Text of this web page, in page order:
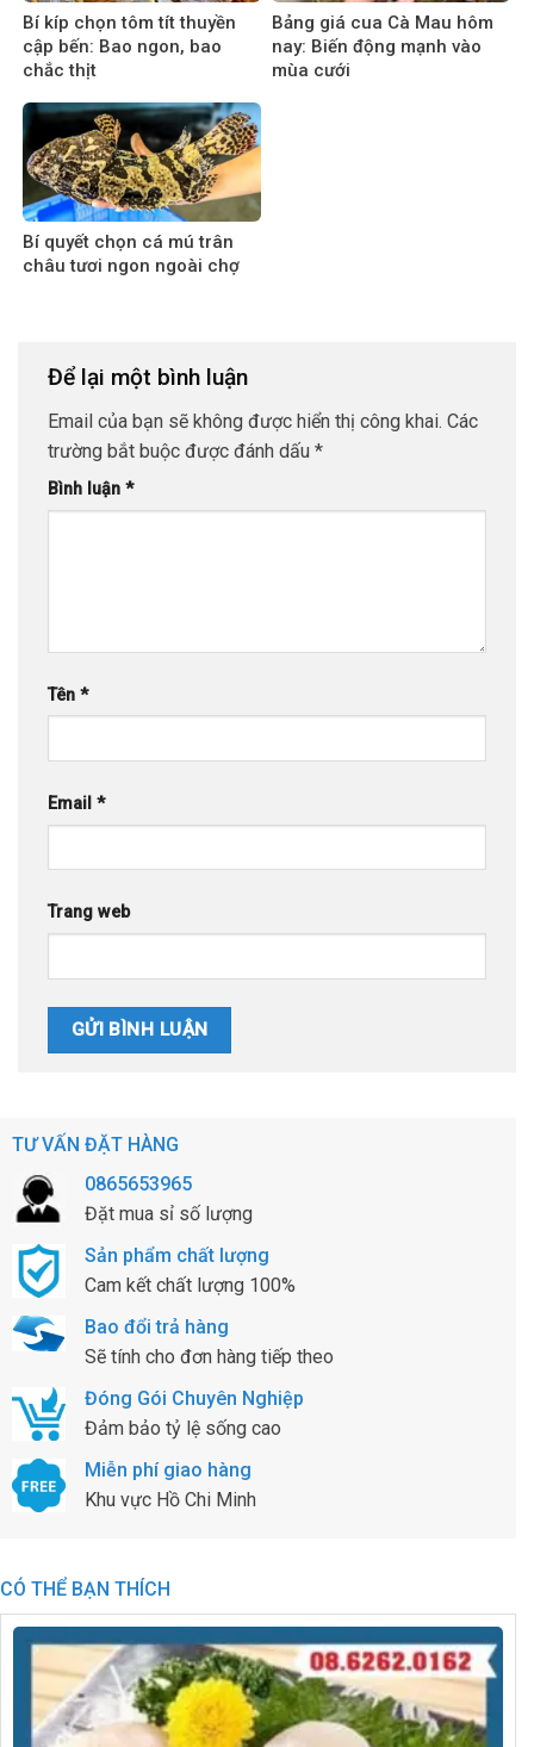
TƯ VẤN ĐẶT HÀNG
0865653965
Đặt mua sỉ số lượng
Sản phẩm chất lượng
Cam kết chất lượng 100%
Bao đổi trả hàng
Sẽ tính cho đơn hàng tiếp theo
Đóng Gói Chuyên Nghiệp
Đảm bảo tỷ lệ sống cao
Miễn phí giao hàng
Khu vực Hồ Chi Minh
CÓ THỂ BẠN THÍCH
Bí kíp chọn tôm tít thuyền
cập bến: Bao ngon, bao
chắc thịt
Bảng giá cua Cà Mau hôm
nay: Biến động mạnh vào
mùa cưới
Bí quyết chọn cá mú trân
châu tươi ngon ngoài chợ
Để lại một bình luận
Email của bạn sẽ không được hiển thị công khai. Các
trường bắt buộc được đánh dấu *
Bình luận *
Tên *
Email *
Trang web